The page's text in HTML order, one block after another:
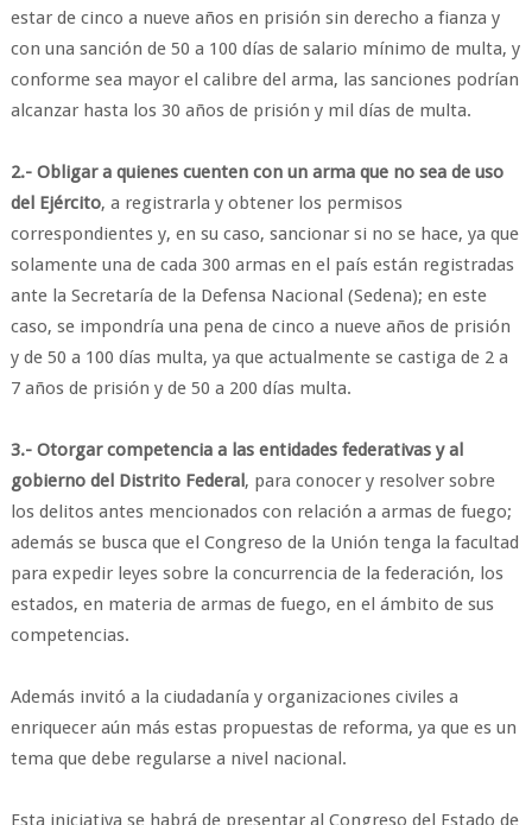
estar de cinco a nueve años en prisión sin derecho a fianza y
con una sanción de 50 a 100 días de salario mínimo de multa, y
conforme sea mayor el calibre del arma, las sanciones podrían
alcanzar hasta los 30 años de prisión y mil días de multa.
2.- Obligar a quienes cuenten con un arma que no sea de uso
del Ejército, a registrarla y obtener los permisos
correspondientes y, en su caso, sancionar si no se hace, ya que
solamente una de cada 300 armas en el país están registradas
ante la Secretaría de la Defensa Nacional (Sedena); en este
caso, se impondría una pena de cinco a nueve años de prisión
y de 50 a 100 días multa, ya que actualmente se castiga de 2 a
7 años de prisión y de 50 a 200 días multa.
3.- Otorgar competencia a las entidades federativas y al
gobierno del Distrito Federal, para conocer y resolver sobre
los delitos antes mencionados con relación a armas de fuego;
además se busca que el Congreso de la Unión tenga la facultad
para expedir leyes sobre la concurrencia de la federación, los
estados, en materia de armas de fuego, en el ámbito de sus
competencias.
Además invitó a la ciudadanía y organizaciones civiles a
enriquecer aún más estas propuestas de reforma, ya que es un
tema que debe regularse a nivel nacional.
Esta iniciativa se habrá de presentar al Congreso del Estado de